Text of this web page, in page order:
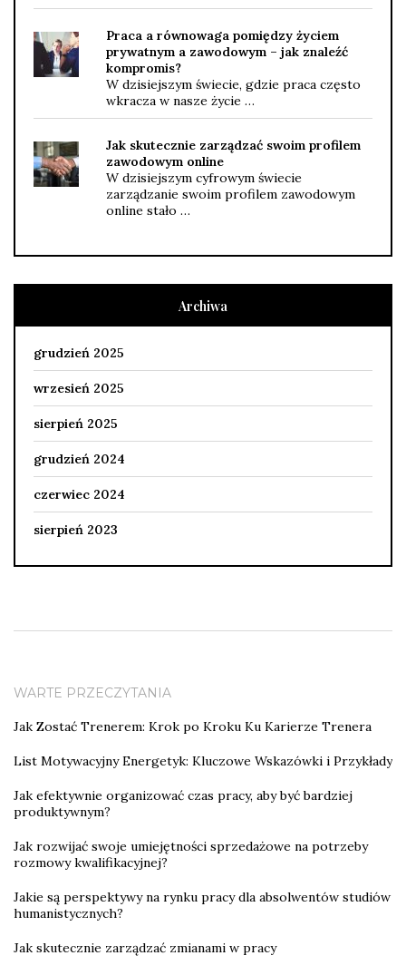
Praca a równowaga pomiędzy życiem
prywatnym a zawodowym – jak znaleźć
kompromis?
W dzisiejszym świecie, gdzie praca często
wkracza w nasze życie …
Jak skutecznie zarządzać swoim profilem
zawodowym online
W dzisiejszym cyfrowym świecie
zarządzanie swoim profilem zawodowym
online stało …
Archiwa
grudzień 2025
wrzesień 2025
sierpień 2025
grudzień 2024
czerwiec 2024
sierpień 2023
WARTE PRZECZYTANIA
Jak Zostać Trenerem: Krok po Kroku Ku Karierze Trenera
List Motywacyjny Energetyk: Kluczowe Wskazówki i Przykłady
Jak efektywnie organizować czas pracy, aby być bardziej
produktywnym?
Jak rozwijać swoje umiejętności sprzedażowe na potrzeby
rozmowy kwalifikacyjnej?
Jakie są perspektywy na rynku pracy dla absolwentów studiów
humanistycznych?
Jak skutecznie zarządzać zmianami w pracy